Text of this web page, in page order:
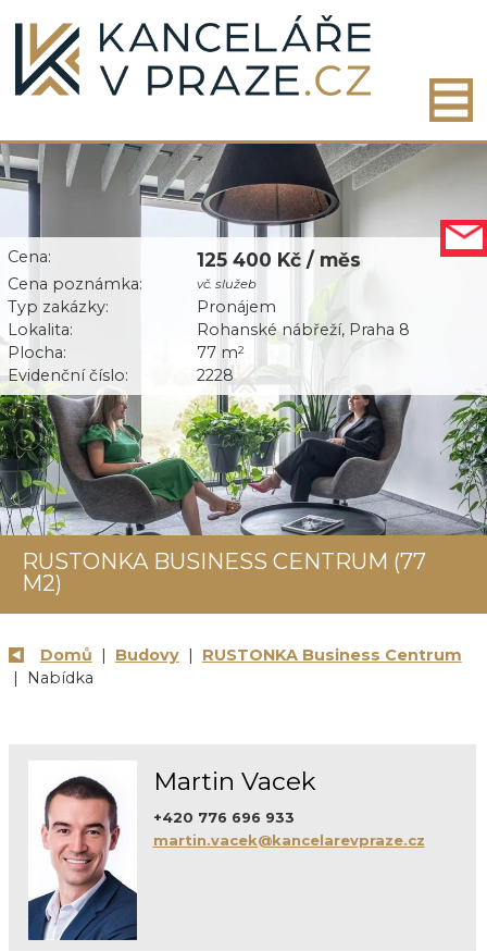
Cena: 125 400 Kč / měs
Cena poznámka: vč. služeb
Typ zakázky:
Pronájem
Lokalita:
Rohanské nábřeží, Praha 8
Plocha:
77 m2
Evidenční číslo: 2228
RUSTONKA BUSINESS CENTRUM (77
M2)
Domů | Budovy| RUSTONKA Business Centrum
| Nabídka
Martin Vacek
+420 776 696 933
martin.vacek@kancelarevpraze.cz